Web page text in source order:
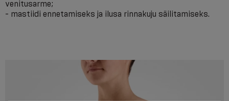
venitusarme;
- mastiidi ennetamiseks ja ilusa rinnakuju säilitamiseks.